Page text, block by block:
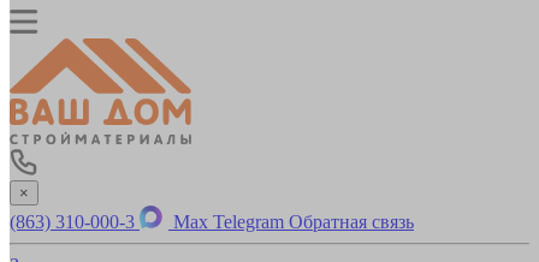
×
(863) 310-000-3 Max Telegram Обратная связь